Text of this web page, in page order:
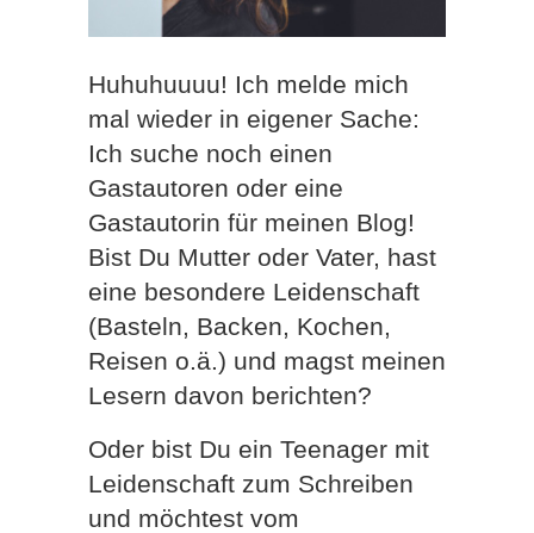
Huhuhuuuu! Ich melde mich
mal wieder in eigener Sache:
Ich suche noch einen
Gastautoren oder eine
Gastautorin für meinen Blog!
Bist Du Mutter oder Vater, hast
eine besondere Leidenschaft
(Basteln, Backen, Kochen,
Reisen o.ä.) und magst meinen
Lesern davon berichten?
Oder bist Du ein Teenager mit
Leidenschaft zum Schreiben
und möchtest vom